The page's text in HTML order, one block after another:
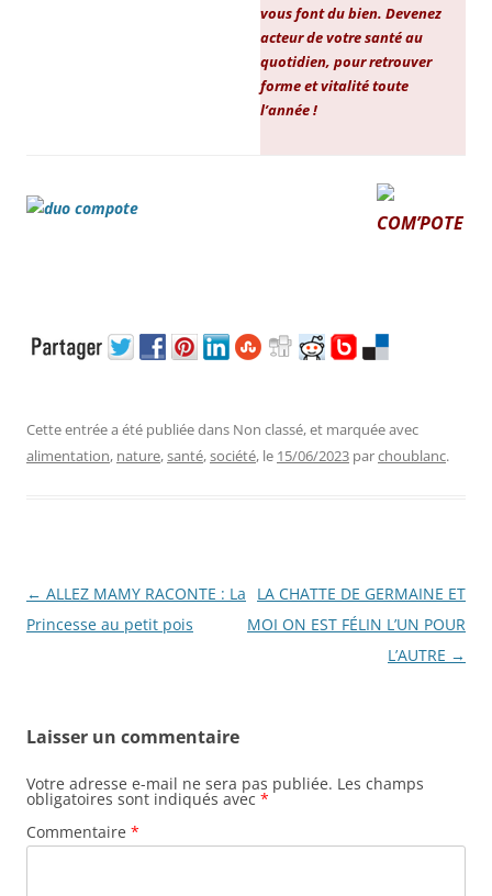
vous font du bien. Devenez
acteur de votre santé au
quotidien, pour retrouver
forme et vitalité toute
l’année !
COM’POTE
Cette entrée a été publiée dans Non classé, et marquée avec
alimentation, nature,santé,société, le 15/06/2023 parchoublanc.
Navigation
des
← ALLEZ MAMY RACONTE : La
Princesse au petit pois
LA CHATTE DE GERMAINE ET
MOI ON EST FÉLIN L’UN POUR
L’AUTRE →
Laisser un commentaire
Votre adresse e-mail ne sera pas publiée. Les champs
obligatoires sont indiqués avec *
Commentaire *